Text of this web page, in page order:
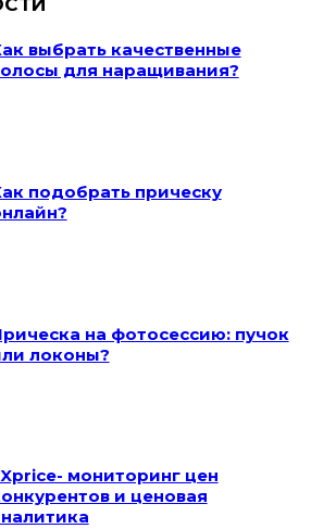
выбрать качественные
для наращивания?
подобрать прическу
на фотосессию: пучок
локоны?
мониторинг цен
и ценовая